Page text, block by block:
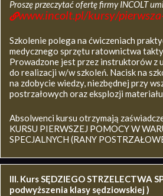
Proszę przeczytać ofertę firmy INCOLT
www.incolt.pl/kursy/
Szkolenie polega na ćwiczeniach
medycznego sprzętu ratownictwa
Prowadzone jest przez instruktorów z
do realizacji w/w szkoleń. Nacisk na
na zdobycie wiedzy, niezbędnej przy
postrzałowych oraz eksplozji
Absolwenci kursu otrzymają
KURSU PIERWSZEJ POMOCY W
SPECJALNYCH (RANY
III. Kurs SĘDZIEGO STRZELECTWA
podwyższenia klasy sędziowskiej )